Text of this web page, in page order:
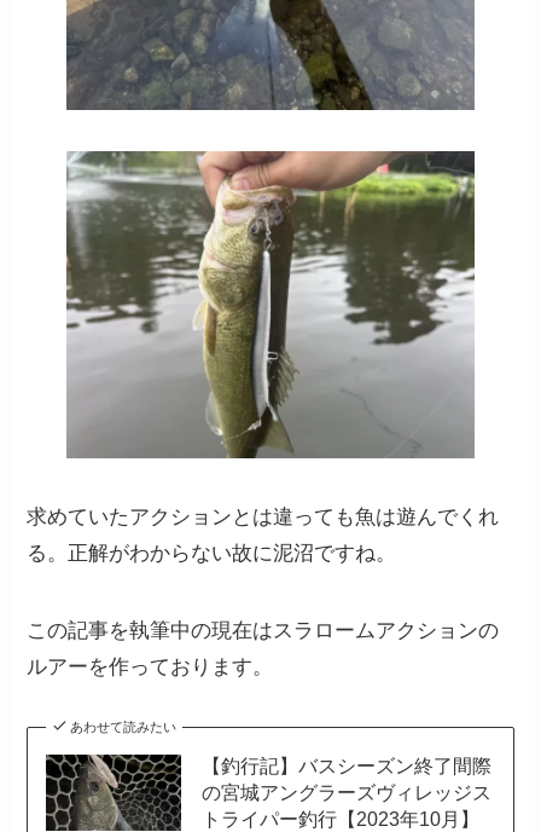
求めていたアクションとは違っても魚は遊んでくれ
る。正解がわからない故に泥沼ですね。
この記事を執筆中の現在はスラロームアクションの
ルアーを作っております。
あわせて読みたい
【釣行記】バスシーズン終了間際
の宮城アングラーズヴィレッジス
トライパー釣行【2023年10月】